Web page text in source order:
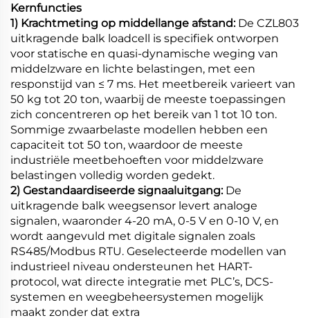
Kernfuncties
1) Krachtmeting op middellange afstand: De CZL803
uitkragende balk loadcell is specifiek ontworpen
voor statische en quasi-dynamische weging van
middelzware en lichte belastingen, met een
responstijd van ≤ 7 ms. Het meetbereik varieert van
50 kg tot 20 ton, waarbij de meeste toepassingen
zich concentreren op het bereik van 1 tot 10 ton.
Sommige zwaarbelaste modellen hebben een
capaciteit tot 50 ton, waardoor de meeste
industriële meetbehoeften voor middelzware
belastingen volledig worden gedekt.
2) Gestandaardiseerde signaaluitgang: De
uitkragende balk weegsensor levert analoge
signalen, waaronder 4-20 mA, 0-5 V en 0-10 V, en
wordt aangevuld met digitale signalen zoals
RS485/Modbus RTU. Geselecteerde modellen van
industrieel niveau ondersteunen het HART-
protocol, wat directe integratie met PLC’s, DCS-
systemen en weegbeheersystemen mogelijk
maakt zonder dat extra